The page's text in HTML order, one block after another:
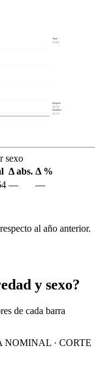
Total
92,664
Mujeres
48,530
Hombres
44,133
sexo
Δ abs. Δ %
— —
al año anterior.
edad y sexo?
de cada barra
NOMINAL · CORTE